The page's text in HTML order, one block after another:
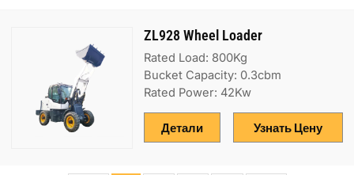
ZL928 Wheel Loader
Rated Load: 800Kg
Bucket Capacity: 0.3cbm
Rated Power: 42Kw
Узнать Цену
Детали